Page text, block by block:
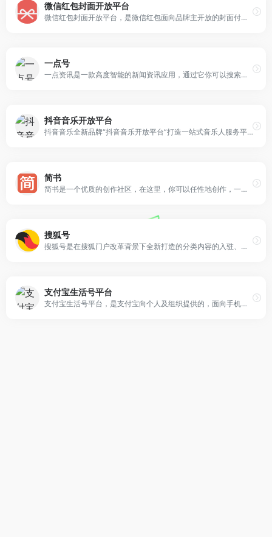
微信红包封面开放平台
微信红包封面开放平台，是微信红包面向品牌主开放的封面付费定制平台。在这里，定制方可自主设计封面样式、创建封面故事，付费定制专属的红包封面。
一点号
一点资讯是一款高度智能的新闻资讯应用，通过它你可以搜索并订阅任意关键词，它会自动帮你聚合整理并实时更新相关资讯，同时会智能分析你的兴趣爱好，为你推荐感兴趣的内容。看新闻资讯，一点就够了！
抖音音乐开放平台
抖音音乐全新品牌“抖音音乐开放平台”打造一站式音乐人服务平台，在音乐的浩瀚星河，让有温度的音乐创作人入驻，为优秀音乐作品创造价值
简书
简书是一个优质的创作社区，在这里，你可以任性地创作，一篇短文、一张照片、一首诗、一幅画……我们相信，每个人都是生活中的艺术家，有着无穷的创造力。
搜狐号
搜狐号是在搜狐门户改革背景下全新打造的分类内容的入驻、发布和分发全平台，是集中搜狐网、手机搜狐网和搜狐新闻客户端三端资源大力推广媒体和自媒体优质内容的平台，将不断为入驻的媒体单位和自媒体人提供更好的服务。
支付宝生活号平台
支付宝生活号平台，是支付宝向个人及组织提供的，面向手机支付宝用户的服务平台。支付宝生活号平台能够帮助商户与顾客进行信息互通互动、承载各类基于网页的功能服务、助力客户管理与数据分析。为各行业商户提供深度定制化营销解决方案，迅速提升商户在无线端的营销能力。